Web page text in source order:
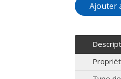
Ajouter